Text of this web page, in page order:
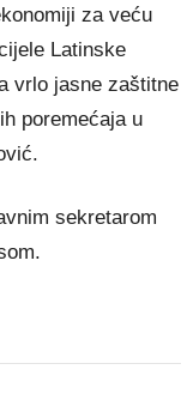
za veću
Latinske
vrlo jasne zaštitne
poremećaja u
sekretarom